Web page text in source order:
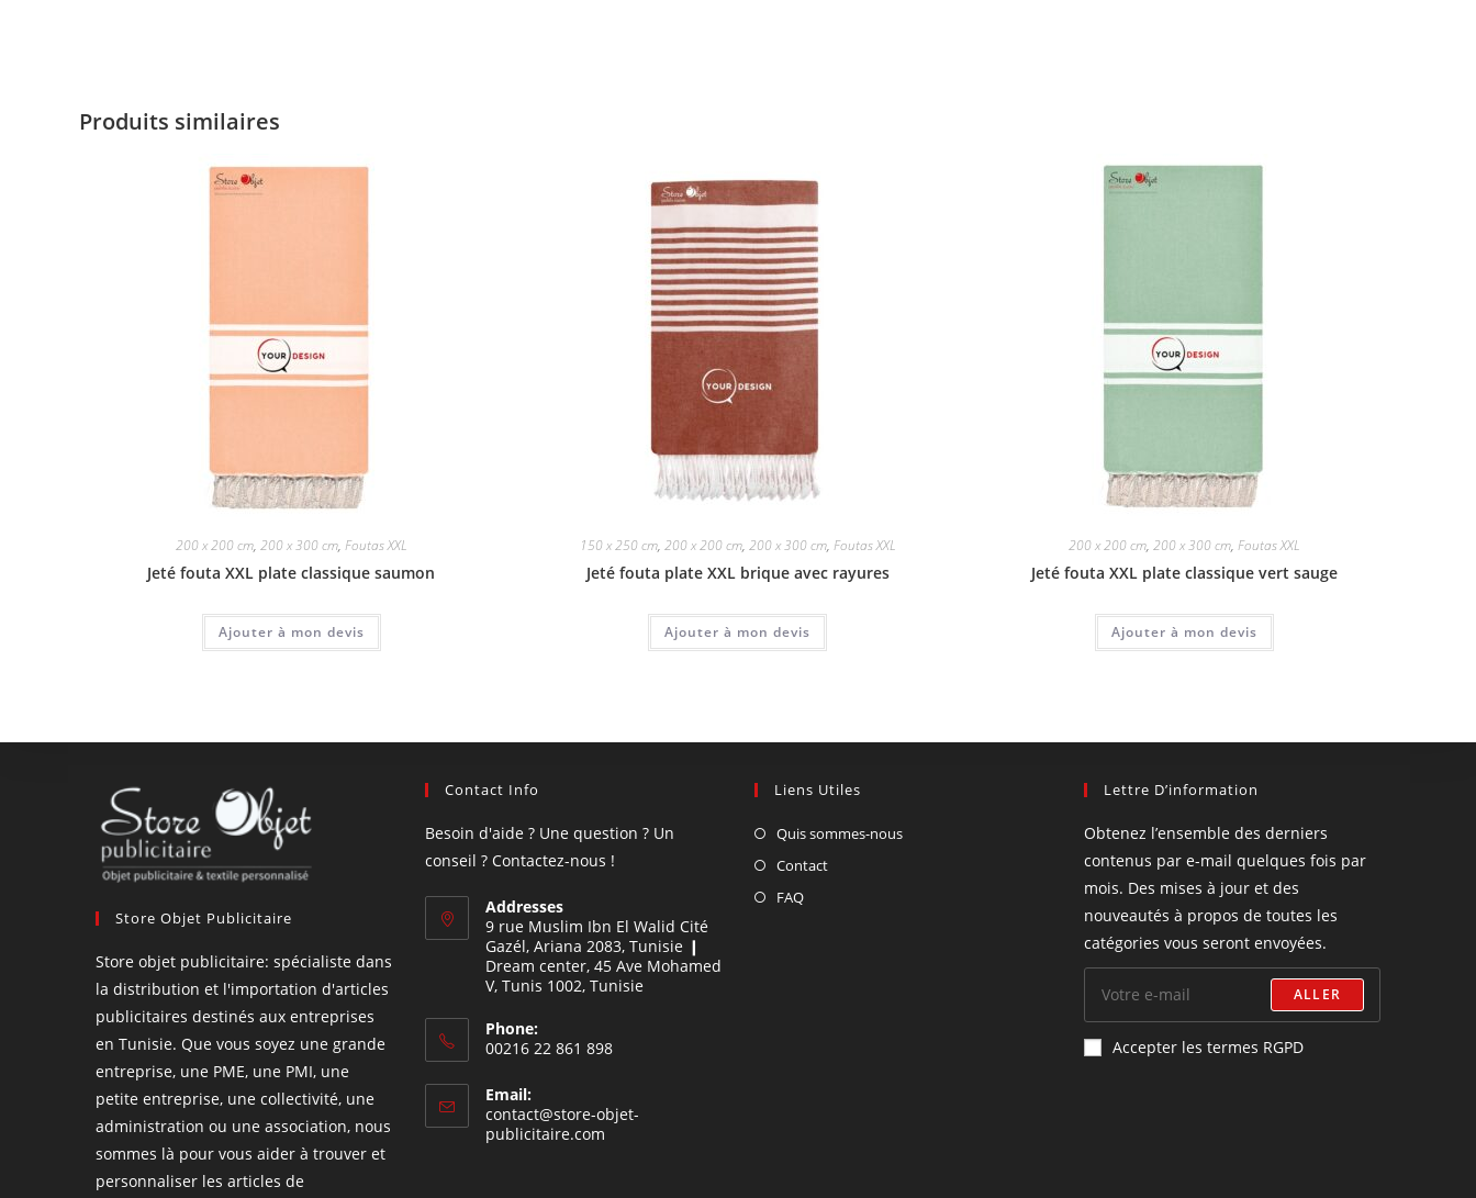
Produits similaires
200 x 200 cm, 200 x 300 cm, Foutas XXL
Jeté fouta XXL plate classique saumon
Ajouter à mon devis
150 x 250 cm, 200 x 200 cm, 200 x 300 cm, Foutas XXL
Jeté fouta plate XXL brique avec rayures
Ajouter à mon devis
200 x 200 cm,200 x 300 cm,Foutas XXL
Jeté fouta XXL plate classique vert sauge
Ajouter à mon devis
Store Objet Publicitaire
Store objet publicitaire: spécialiste dans
la distribution et l'importation d'articles
publicitaires destinés aux entreprises
en Tunisie. Que vous soyez une grande
entreprise, une PME, une PMI, une
petite entreprise, une collectivité, une
administration ou une association, nous
sommes là pour vous aider à trouver et
personnaliser les articles de
Contact Info
Besoin d'aide ? Une question ? Un
conseil ? Contactez-nous !
Addresses
9 rue Muslim Ibn El Walid Cité
Gazél, Ariana 2083, Tunisie ❙
Dream center, 45 Ave Mohamed
V, Tunis 1002, Tunisie
Phone:
00216 22 861 898
Email:
contact@store-objet-
publicitaire.com
Liens Utiles
Quis sommes-nous
Contact
FAQ
Lettre D’information
Obtenez l’ensemble des derniers
contenus par e-mail quelques fois par
mois. Des mises à jour et des
nouveautés à propos de toutes les
catégories vous seront envoyées.
ALLER
Accepter les termes RGPD